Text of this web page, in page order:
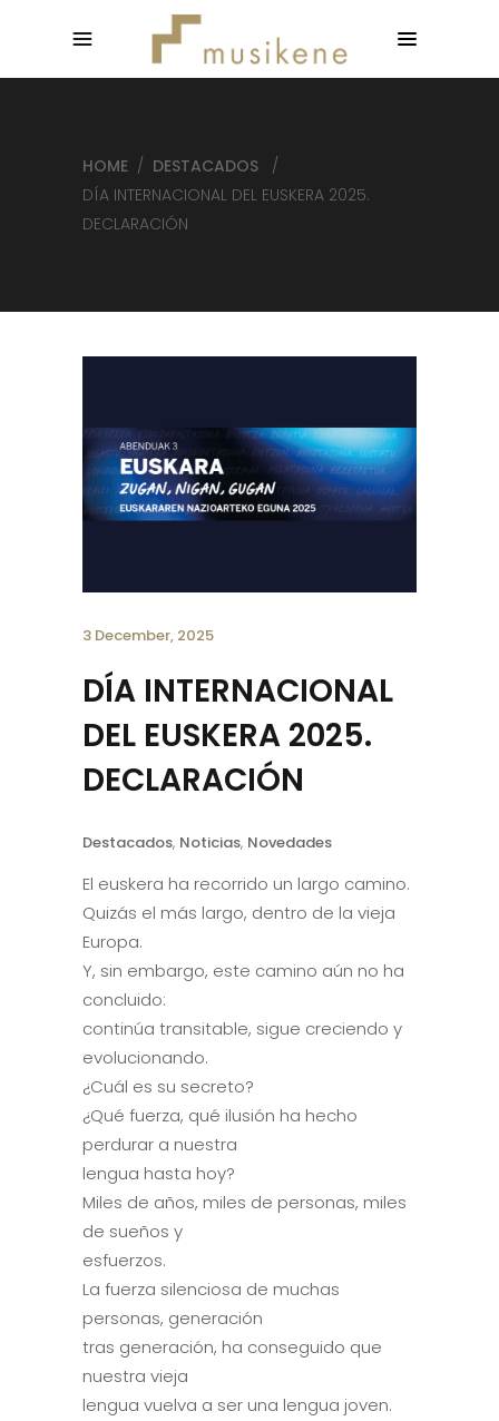
HOME / DESTACADOS
/
DÍA INTERNACIONAL DEL EUSKERA 2025.
DECLARACIÓN
3 December, 2025
DÍA INTERNACIONAL
DEL EUSKERA 2025.
DECLARACIÓN
Destacados, Noticias, Novedades
El euskera ha recorrido un largo camino.
Quizás el más largo, dentro de la vieja
Europa.
Y, sin embargo, este camino aún no ha
concluido:
continúa transitable, sigue creciendo y
evolucionando.
¿Cuál es su secreto?
¿Qué fuerza, qué ilusión ha hecho
perdurar a nuestra
lengua hasta hoy?
Miles de años, miles de personas, miles
de sueños y
esfuerzos.
La fuerza silenciosa de muchas
personas, generación
tras generación, ha conseguido que
nuestra vieja
lengua vuelva a ser una lengua joven.